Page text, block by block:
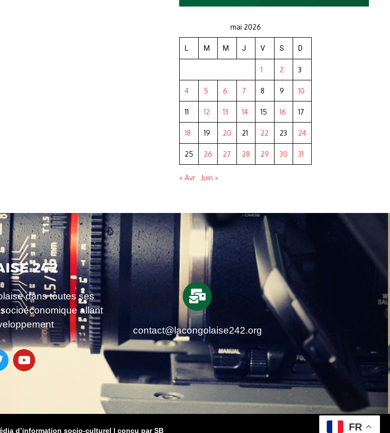
mai 2026
L M M J V S D
1 2 3
4 5 6 7 8 9 10
11 12 13 14 15 16 17
18 19 20 21 22 23 24
25 26 27 28 29 30 31
« Avr Juin »
dans toutes ses
allant
contact@lacongolaise242.org
d’information socio-culturel | conçu par SB FR